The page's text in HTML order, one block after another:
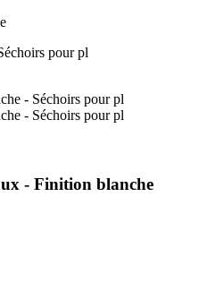
- Finition blanche